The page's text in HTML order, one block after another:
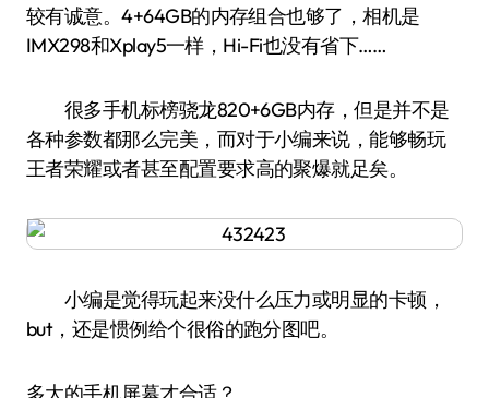
较有诚意。4+64GB的内存组合也够了，相机是
IMX298和Xplay5一样，Hi-Fi也没有省下……
很多手机标榜骁龙820+6GB内存，但是并不是
各种参数都那么完美，而对于小编来说，能够畅玩
王者荣耀或者甚至配置要求高的聚爆就足矣。
小编是觉得玩起来没什么压力或明显的卡顿，
but，还是惯例给个很俗的跑分图吧。